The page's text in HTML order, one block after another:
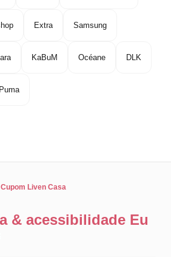
Extra Samsung
KaBuM Océane DLK
Puma
Cupom Liven Casa
& acessibilidade Eu